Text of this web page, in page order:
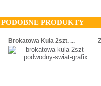
PODOBNE PRODUKTY
Brokatowa Kula 2szt. ...